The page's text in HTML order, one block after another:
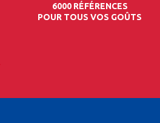
6000 RÉFÉRENCES
POUR TOUS VOS GOÛTS